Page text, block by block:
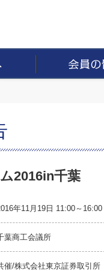
2016in千葉
年11月19日 11:00～16:00
葉商工会議所
催/株式会社東京証券取引所